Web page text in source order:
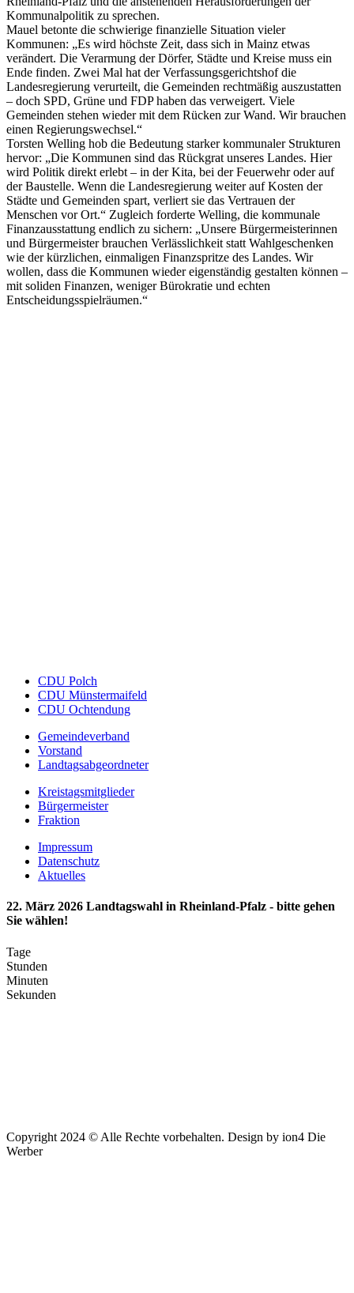
Kommunalpolitik zu sprechen.
Mauel betonte die schwierige finanzielle Situation vieler
Kommunen: „Es wird höchste Zeit, dass sich in Mainz etwas
verändert. Die Verarmung der Dörfer, Städte und Kreise muss ein
Ende finden. Zwei Mal hat der Verfassungsgerichtshof die
Landesregierung verurteilt, die Gemeinden rechtmäßig auszustatten
– doch SPD, Grüne und FDP haben das verweigert. Viele
Gemeinden stehen wieder mit dem Rücken zur Wand. Wir brauchen
einen Regierungswechsel.“
Torsten Welling hob die Bedeutung starker kommunaler Strukturen
hervor: „Die Kommunen sind das Rückgrat unseres Landes. Hier
wird Politik direkt erlebt – in der Kita, bei der Feuerwehr oder auf
der Baustelle. Wenn die Landesregierung weiter auf Kosten der
Städte und Gemeinden spart, verliert sie das Vertrauen der
Menschen vor Ort.“ Zugleich forderte Welling, die kommunale
Finanzausstattung endlich zu sichern: „Unsere Bürgermeisterinnen
und Bürgermeister brauchen Verlässlichkeit statt Wahlgeschenken
wie der kürzlichen, einmaligen Finanzspritze des Landes. Wir
wollen, dass die Kommunen wieder eigenständig gestalten können –
mit soliden Finanzen, weniger Bürokratie und echten
Entscheidungsspielräumen.“
CDU Polch
CDU Münstermaifeld
CDU Ochtendung
Gemeindeverband
Vorstand
Landtagsabgeordneter
Kreistagsmitglieder
Bürgermeister
Fraktion
Impressum
Datenschutz
Aktuelles
22. März 2026 Landtagswahl in Rheinland-Pfalz - bitte gehen
Sie wählen!
Tage
Stunden
Minuten
Sekunden
Copyright 2024 © Alle Rechte vorbehalten. Design by ion4 Die
Werber